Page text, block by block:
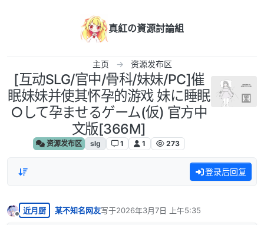
真紅の資源討論組
主页 资源发布区
[互动SLG/官中/骨科/妹妹/PC]催
眠妹妹并使其怀孕的游戏 妹に睡眠
○して孕ませるゲーム(仮) 官方中
文版[366M]
资源发布区 slg 1 1 273
登录后回复
离线
近月厨 某不知名网友写于2026年3月7日 上午5:35
最后由 编辑